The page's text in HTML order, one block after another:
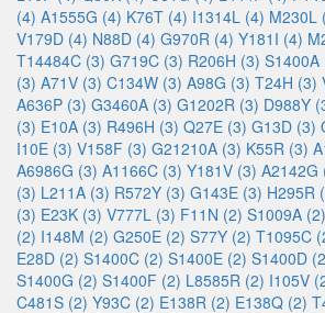
(4) A1555G (4) K76T (4) I1314L (4) M230L
V179D (4) N88D (4) G970R (4) Y181I (4)
T14484C (3) G719C (3) R206H (3) S1400A
(3) A71V (3) C134W (3) A98G (3) T24H (3)
A636P (3) G3460A (3) G1202R (3) D988Y
(3) E10A (3) R496H (3) Q27E (3) G13D (3)
I10E (3) V158F (3) G21210A (3) K55R (3)
A6986G (3) A1166C (3) Y181V (3) A2142G
(3) L211A (3) R572Y (3) G143E (3) H295R
(3) E23K (3) V777L (3) F11N (2) S1009A (2)
(2) I148M (2) G250E (2) S77Y (2) T1095C
E28D (2) S1400C (2) S1400E (2) S1400D
S1400G (2) S1400F (2) L8585R (2) I105V
C481S (2) Y93C (2) E138R (2) E138Q (2)